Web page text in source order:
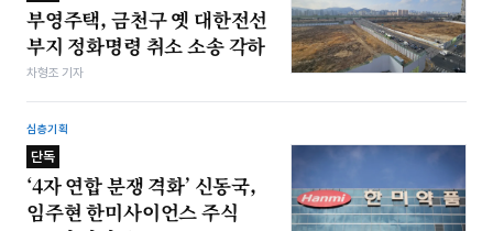
부영주택, 금천구 옛 대한전선
부지 정화명령 취소 소송 각하
차형조 기자
심층기획
단독
‘4자 연합 분쟁 격화’ 신동국,
임주현 한미사이언스 주식